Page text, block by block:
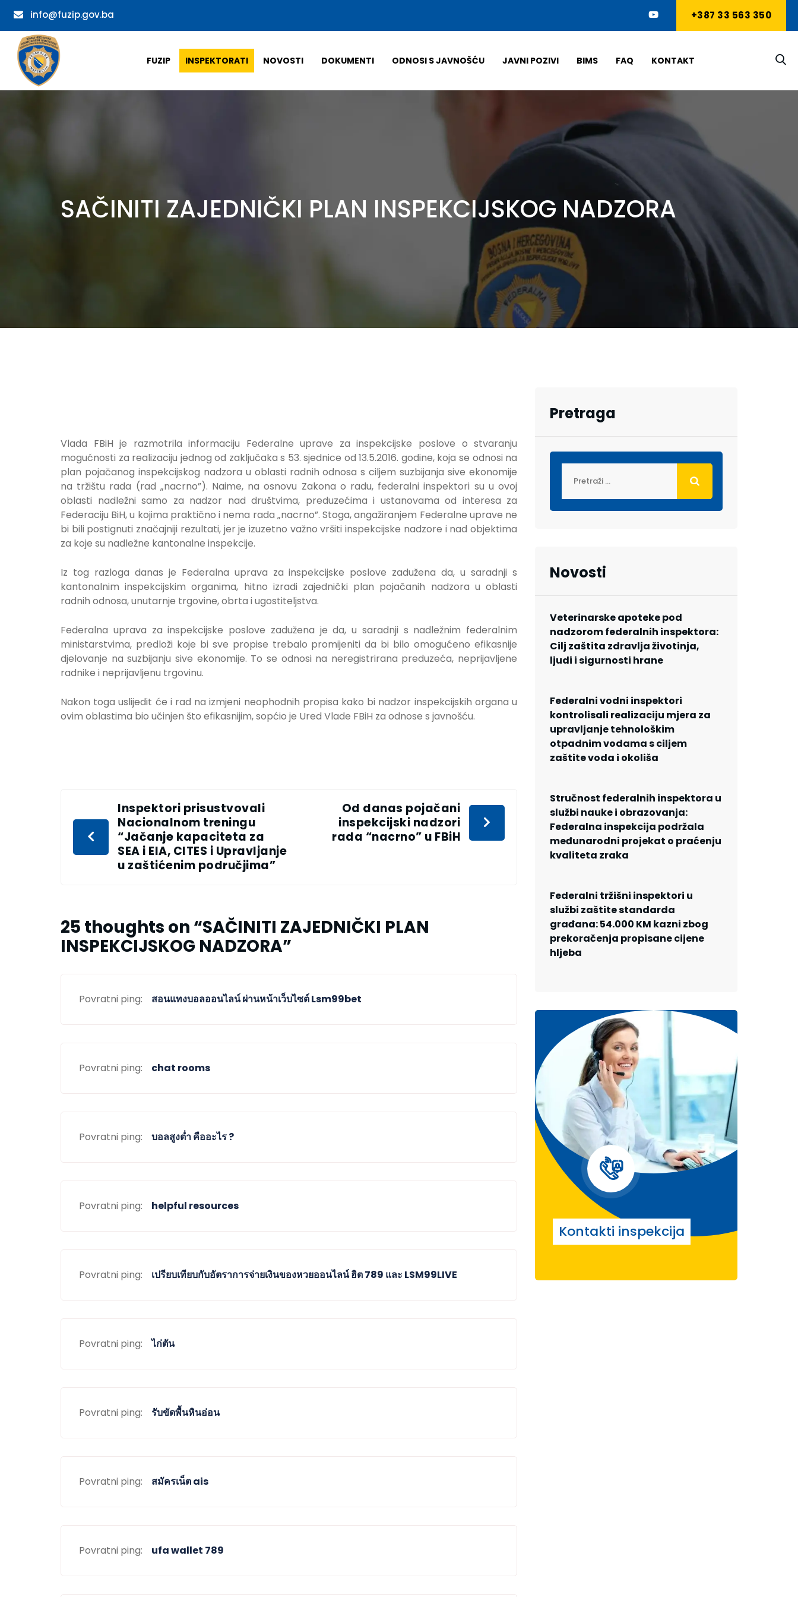
info@fuzip.gov.ba +387 33 563 350
FUZIP INSPEKTORATI NOVOSTI DOKUMENTI ODNOSI S JAVNOŠĆU JAVNI POZIVI BIMS FAQ KONTAKT
SAČINITI ZAJEDNIČKI PLAN INSPEKCIJSKOG NADZORA
Vlada FBiH je razmotrila informaciju Federalne uprave za inspekcijske poslove o stvaranju
mogućnosti za realizaciju jednog od zaključaka s 53. sjednice od 13.5.2016. godine, koja se odnosi na
plan pojačanog inspekcijskog nadzora u oblasti radnih odnosa s ciljem suzbijanja sive ekonomije
na tržištu rada (rad „nacrno”). Naime, na osnovu Zakona o radu, federalni inspektori su u ovoj
oblasti nadležni samo za nadzor nad društvima, preduzećima i ustanovama od interesa za
Federaciju BiH, u kojima praktično i nema rada „nacrno”. Stoga, angažiranjem Federalne uprave ne
bi bili postignuti značajniji rezultati, jer je izuzetno važno vršiti inspekcijske nadzore i nad objektima
za koje su nadležne kantonalne inspekcije.
Iz tog razloga danas je Federalna uprava za inspekcijske poslove zadužena da, u saradnji s
kantonalnim inspekcijskim organima, hitno izradi zajednički plan pojačanih nadzora u oblasti
radnih odnosa, unutarnje trgovine, obrta i ugostiteljstva.
Federalna uprava za inspekcijske poslove zadužena je da, u saradnji s nadležnim federalnim
ministarstvima, predloži koje bi sve propise trebalo promijeniti da bi bilo omogućeno efikasnije
djelovanje na suzbijanju sive ekonomije. To se odnosi na neregistrirana preduzeća, neprijavljene
radnike i neprijavljenu trgovinu.
Nakon toga uslijedit će i rad na izmjeni neophodnih propisa kako bi nadzor inspekcijskih organa u
ovim oblastima bio učinjen što efikasnijim, sopćio je Ured Vlade FBiH za odnose s javnošću.
Inspektori prisustvovali
Nacionalnom treningu
“Jačanje kapaciteta za
SEA i EIA, CITES i Upravljanje
u zaštićenim područjima”
Od danas pojačani
inspekcijski nadzori
rada “nacrno” u FBiH
25 thoughts on “SAČINITI ZAJEDNIČKI PLAN
INSPEKCIJSKOG NADZORA”
Povratni ping: สอนแทงบอลออนไลน์ ผ่านหน้าเว็บไซต์ Lsm99bet
Povratni ping: chat rooms
Povratni ping: บอลสูงต่ำ คืออะไร ?
Povratni ping: helpful resources
Povratni ping: เปรียบเทียบกับอัตราการจ่ายเงินของหวยออนไลน์ ฮิต 789 และ LSM99LIVE
Povratni ping: ไก่ตัน
Povratni ping: รับขัดพื้นหินอ่อน
Povratni ping: สมัครเน็ต ais
Povratni ping: ufa wallet 789
Pretraga
Novosti
Veterinarske apoteke pod
nadzorom federalnih inspektora:
Cilj zaštita zdravlja životinja,
ljudi i sigurnosti hrane
Federalni vodni inspektori
kontrolisali realizaciju mjera za
upravljanje tehnološkim
otpadnim vodama s ciljem
zaštite voda i okoliša
Stručnost federalnih inspektora u
službi nauke i obrazovanja:
Federalna inspekcija podržala
međunarodni projekat o praćenju
kvaliteta zraka
Federalni tržišni inspektori u
službi zaštite standarda
građana: 54.000 KM kazni zbog
prekoračenja propisane cijene
hljeba
Kontakti inspekcija